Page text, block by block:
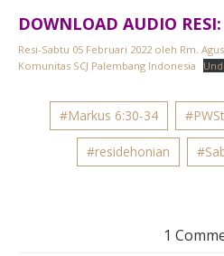
DOWNLOAD AUDIO RESI:
Resi-Sabtu 05 Februari 2022 oleh Rm.
Komunitas SCJ Palembang Indonesia
#Markus 6:30-34
#residehonian
1